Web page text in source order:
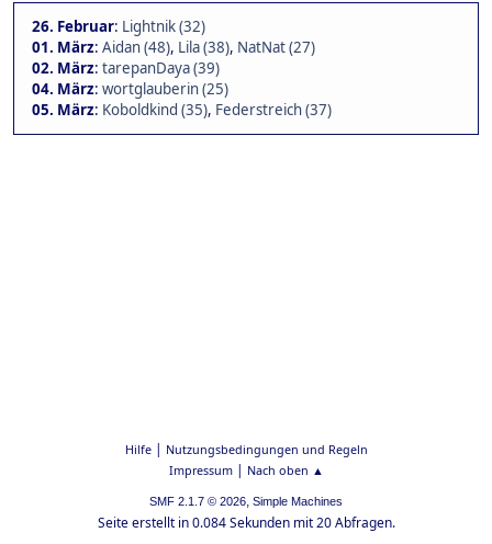
26. Februar: Lightnik (32)
01. März: Aidan (48), Lila (38), NatNat (27)
02. März: tarepanDaya (39)
04. März: wortglauberin (25)
05. März: Koboldkind (35), Federstreich (37)
Hilfe| Nutzungsbedingungen und Regeln
Impressum| Nach oben ▲
SMF 2.1.7 © 2026, Simple Machines
Seite erstellt in 0.084 Sekunden mit 20 Abfragen.